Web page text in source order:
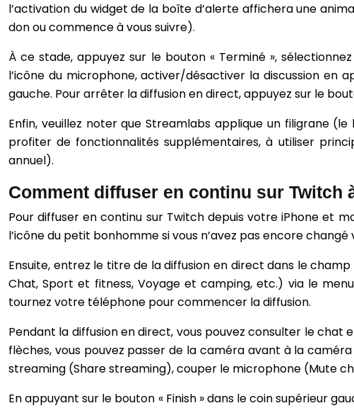
l’activation du widget de la boîte d’alerte affichera une
don ou commence à vous suivre).
À ce stade, appuyez sur le bouton « Terminé »,
l’icône du microphone, activer/désactiver la discussion en
gauche. Pour arrêter la diffusion en direct, appuyez sur le
Enfin, veuillez noter que Streamlabs applique un filigrane
profiter de fonctionnalités supplémentaires, à utiliser
annuel).
Comment diffuser en continu sur Twitch
Pour diffuser en continu sur Twitch depuis votre iPhone et
l’icône du petit bonhomme si vous n’avez pas encore
Ensuite, entrez le titre de la diffusion en direct dans le
Chat, Sport et fitness, Voyage et camping, etc.) via le
tournez votre téléphone pour commencer la diffusion.
Pendant la diffusion en direct, vous pouvez consulter le chat
flèches, vous pouvez passer de la caméra avant à la
streaming (Share streaming), couper le microphone (Mute
En appuyant sur le bouton « Finish » dans le coin supérieur